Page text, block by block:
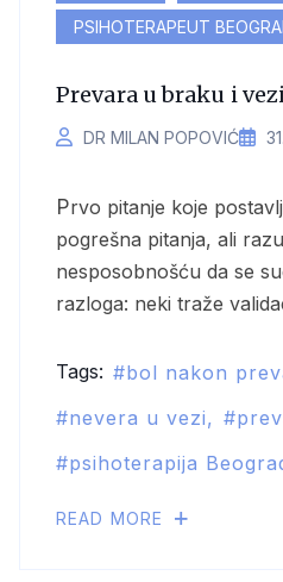
PSIHOTERAPEUT
Prevara u braku i
DR MILAN POPOVIĆ
Prvo pitanje koje postavljaš sebi: zašto? Šta sam ja pogrešila? Da li sam bila nedovoljna? Ovo su
pogrešna pitanja, ali
nesposobnošću da se
razloga: neki traže
Tags: bol nakon
nevera u vezi
psihoterapija
READ MORE